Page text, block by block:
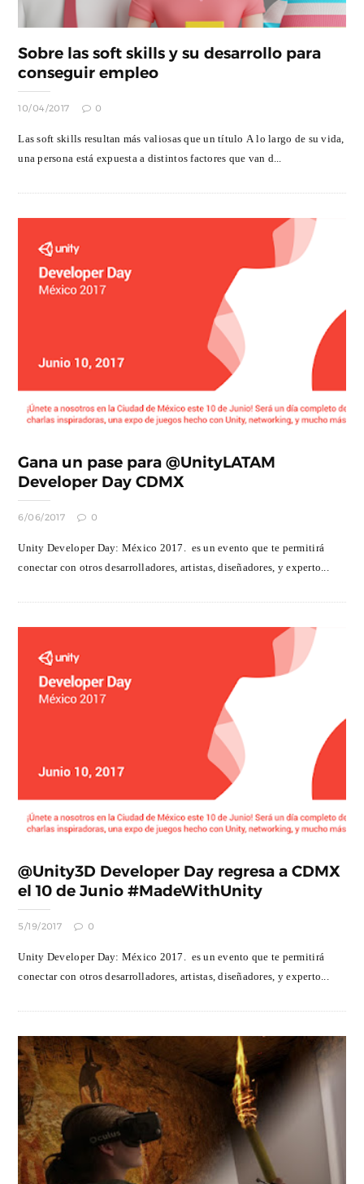
Sobre las soft skills y su desarrollo para
conseguir empleo
10/04/2017 0
Las soft skills resultan más valiosas que un título A lo largo de su vida,
una persona está expuesta a distintos factores que van d...
Gana un pase para @UnityLATAM
Developer Day CDMX
6/06/2017 0
Unity Developer Day: México 2017. es un evento que te permitirá
conectar con otros desarrolladores, artistas, diseñadores, y experto...
@Unity3D Developer Day regresa a CDMX
el 10 de Junio #MadeWithUnity
5/19/2017 0
Unity Developer Day: México 2017. es un evento que te permitirá
conectar con otros desarrolladores, artistas, diseñadores, y experto...